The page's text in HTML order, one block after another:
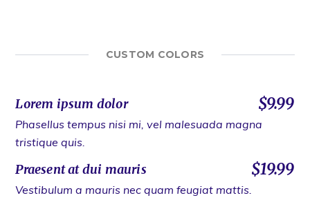
CUSTOM COLORS
Lorem ipsum dolor $9.99
Phasellus tempus nisi mi, vel malesuada magna
tristique quis.
Praesent at dui mauris $19.99
Vestibulum a mauris nec quam feugiat mattis.